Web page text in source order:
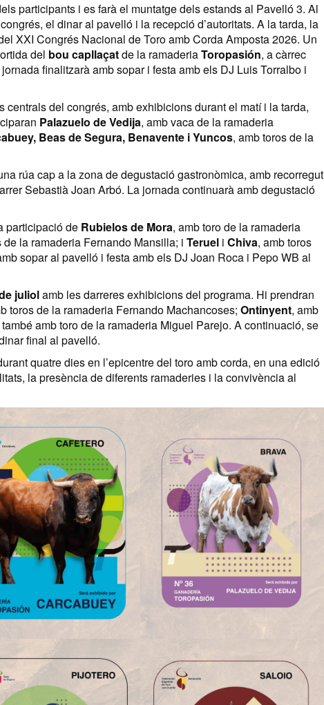
participants i es farà el muntatge dels estands al Pavelló 3. Al
el dinar al pavelló i la recepció d’autoritats. A la tarda, la
XXI Congrés Nacional de Toro amb Corda Amposta 2026. Un
del bou capllaçatde la ramaderiaToropasión, a càrrec
finalitzarà amb sopar i festa amb els DJ Luis Torralbo i
del congrés, amb exhibicions durant el matí i la tarda,
Palazuelo de Vedija, amb vaca de la ramaderia
Beas de Segura, Benavente i Yuncos, amb toros de la
rúa cap a la zona de degustació gastronòmica, amb recorregut
Sebastià Joan Arbó. La jornada continuarà amb degustació
participació de Rubielos de Mora, amb toro de la ramaderia
de la ramaderia Fernando Mansilla; i Terueli Chiva, amb toros
sopar al pavelló i festa amb els DJ Joan Roca i Pepo WB al
juliolamb les darreres exhibicions del programa. Hi prendran
toros de la ramaderia Fernando Machancoses; Ontinyent, amb
amb toro de la ramaderia Miguel Parejo. A continuació, se
final al pavelló.
quatre dies en l’epicentre del toro amb corda, en una edició
la presència de diferents ramaderies i la convivència al